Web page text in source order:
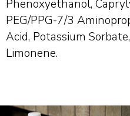
Phenoxyethanol,
PEG/PPG-7/3
Acid, Potassium
Limonene.